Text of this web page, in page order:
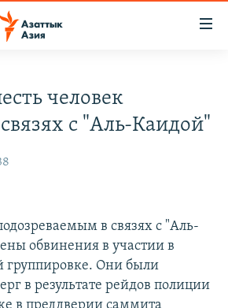
человек
с "Аль-Каидой"
в связях с "Аль-
обвинения в участии в
группировке. Они были
в результате рейдов полиции